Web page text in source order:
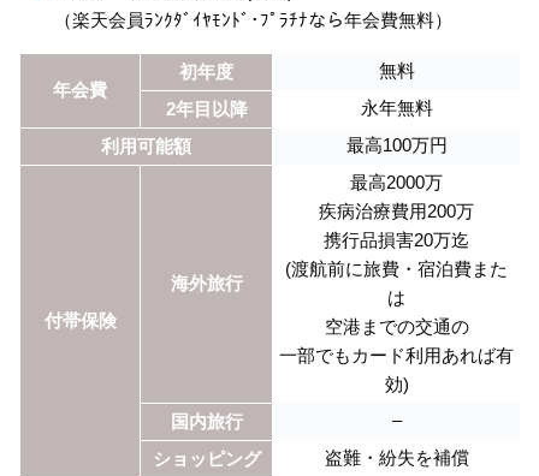
（楽天会員ﾗﾝｸﾀﾞｲﾔﾓﾝﾄﾞ･ﾌﾟﾗﾁﾅなら年会費無料）
年会費
初年度
無料
2年目以降
永年無料
利用可能額
最高100万円
付帯保険
海外旅行
最高2000万
疾病治療費用200万
携行品損害20万迄
(渡航前に旅費・宿泊費また
は
空港までの交通の
一部でもカード利用あれば有
効)
国内旅行
–
ショッピング
盗難・紛失を補償